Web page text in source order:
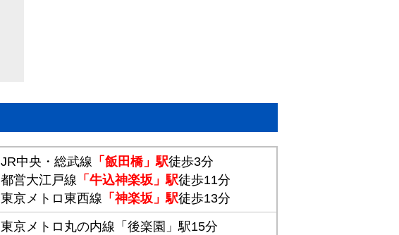
JR中央・総武線 「飯田橋」駅徒歩3分
都営大江戸線 「牛込神楽坂」駅徒歩11分
東京メトロ東西線 「神楽坂」駅徒歩13分
東京メトロ丸の内線「後楽園」駅15分